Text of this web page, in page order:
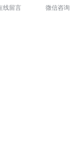
动法所要求的用工单
线留言 微信咨询